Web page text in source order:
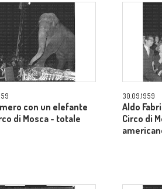
con un elefante
di Mosca - totale
30.09.1959
Aldo
Circo di